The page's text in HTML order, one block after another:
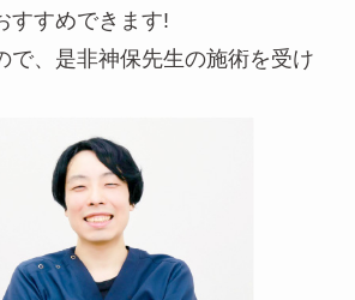
すすめできます!
で、是非神保先生の施術を受け